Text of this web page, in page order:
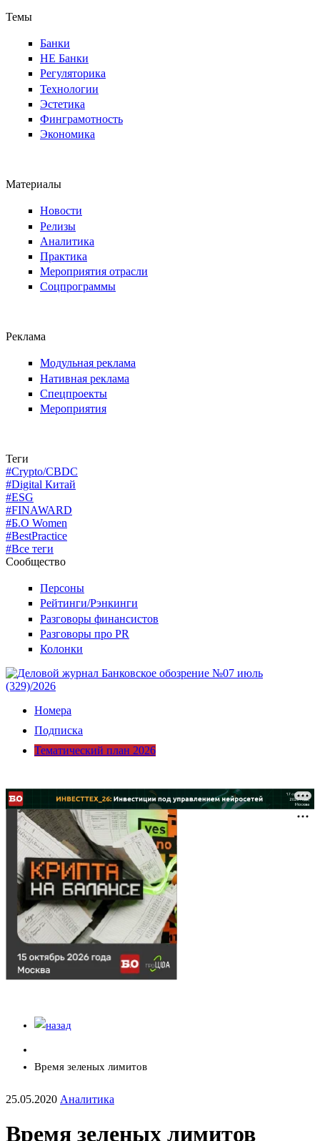
Темы
Банки
НЕ Банки
Регуляторика
Технологии
Эстетика
Финграмотность
Экономика
Материалы
Новости
Релизы
Аналитика
Практика
Мероприятия отрасли
Соцпрограммы
Реклама
Модульная реклама
Нативная реклама
Спецпроекты
Мероприятия
Теги
#Crypto/CBDC
#Digital Китай
#ESG
#FINAWARD
#Б.О Women
#BestPractice
#Все теги
Сообщество
Персоны
Рейтинги/Рэнкинги
Разговоры финансистов
Разговоры про PR
Колонки
Номера
Подписка
Тематический план 2026
Время зеленых лимитов
25.05.2020 Аналитика
Время зеленых лимитов